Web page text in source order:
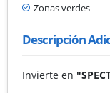
Zonas verdes
Descripción
Invierte en